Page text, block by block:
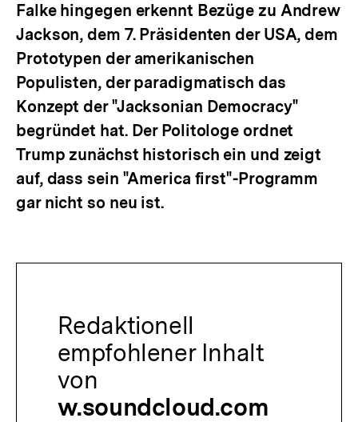
Falke hingegen erkennt Bezüge zu Andrew
Jackson, dem 7. Präsidenten der USA, dem
Prototypen der amerikanischen
Populisten, der paradigmatisch das
Konzept der "Jacksonian Democracy"
begründet hat. Der Politologe ordnet
Trump zunächst historisch ein und zeigt
auf, dass sein "America first"-Programm
gar nicht so neu ist.
Redaktionell
empfohlener Inhalt
von
w.soundcloud.com